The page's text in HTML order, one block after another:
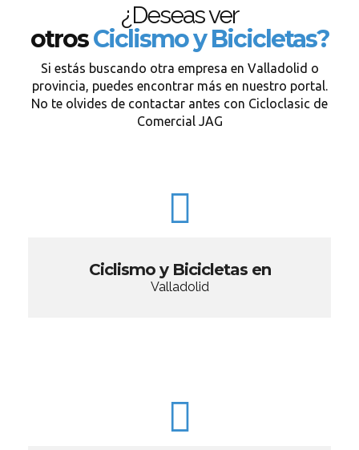
¿Deseas ver
otrosCiclismo y Bicicletas?
Si estás buscando otra empresa en Valladolid o
provincia, puedes encontrar más en nuestro portal.
No te olvides de contactar antes con Cicloclasic de
Comercial JAG
Ciclismo y Bicicletas en
Valladolid